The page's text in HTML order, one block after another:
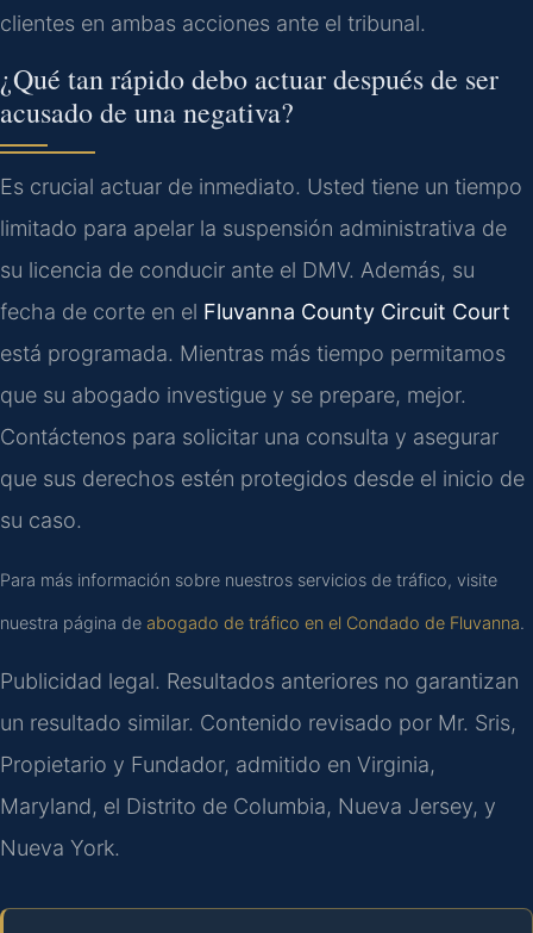
clientes en ambas acciones ante el tribunal.
¿Qué tan rápido debo actuar después de ser
acusado de una negativa?
Es crucial actuar de inmediato. Usted tiene un tiempo
limitado para apelar la suspensión administrativa de
su licencia de conducir ante el DMV. Además, su
fecha de corte en el Fluvanna County Circuit Court
está programada. Mientras más tiempo permitamos
que su abogado investigue y se prepare, mejor.
Contáctenos para solicitar una consulta y asegurar
que sus derechos estén protegidos desde el inicio de
su caso.
Para más información sobre nuestros servicios de tráfico, visite
nuestra página de abogado de tráfico en el Condado de Fluvanna.
Publicidad legal. Resultados anteriores no garantizan
un resultado similar. Contenido revisado por Mr. Sris,
Propietario y Fundador, admitido en Virginia,
Maryland, el Distrito de Columbia, Nueva Jersey, y
Nueva York.